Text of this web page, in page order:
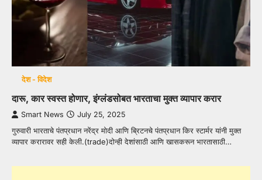
देश - विदेश
दारू, कार स्वस्त होणार, इंग्लंडसोबत भारताचा मुक्त व्यापार करार
Smart News July 25, 2025
गुरुवारी भारताचे पंतप्रधान नरेंद्र मोदी आणि ब्रिटनचे पंतप्रधान किर स्टार्मर यांनी मुक्त
व्यापार करारावर सही केली.(trade)दोन्ही देशांसाठी आणि खासकरून भारतासाठी…